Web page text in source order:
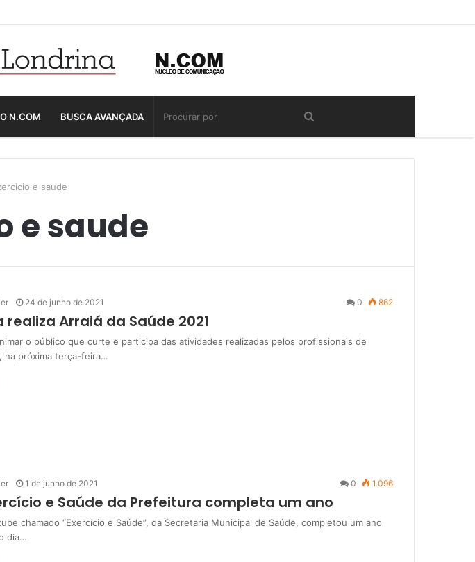
N.COM BUSCA AVANÇADA
e saude
e saude
24 de junho de 2021 0 862
realiza Arraiá da Saúde 2021
o público que curte e participa das atividades realizadas pelos profissionais de
na próxima terça-feira…
1 de junho de 2021 0 1.096
e Saúde da Prefeitura completa um ano
chamado “Exercício e Saúde”, da Secretaria Municipal de Saúde, completou um ano
dia…